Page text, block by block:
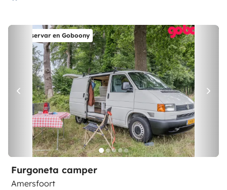
Reservar en Goboony
Furgoneta camper
Amersfoort